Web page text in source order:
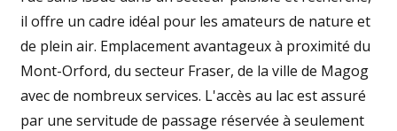
il offre un cadre idéal pour les amateurs de nature et
de plein air. Emplacement avantageux à proximité du
Mont-Orford, du secteur Fraser, de la ville de Magog
avec de nombreux services. L'accès au lac est assuré
par une servitude de passage réservée à seulement